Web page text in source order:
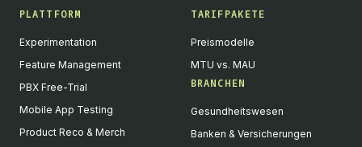
PLATTFORM
Experimentation
Feature Management
PBX Free-Trial
Mobile App Testing
Product Reco & Merch
TARIFPAKETE
Preismodelle
MTU vs. MAU
BRANCHEN
Gesundheitswesen
Banken & Versicherungen